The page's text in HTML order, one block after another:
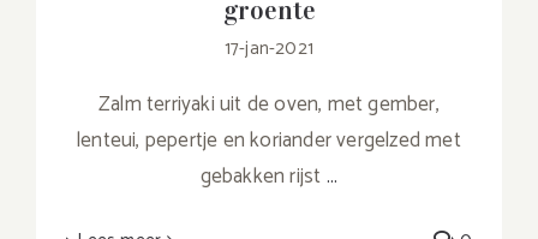
groente
17-jan-2021
Zalm terriyaki uit de oven, met gember,
lenteui, pepertje en koriander vergelzed met
gebakken rijst...